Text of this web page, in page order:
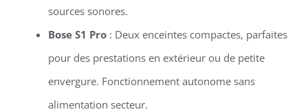
sources sonores.
Bose S1 Pro: Deux enceintes compactes, parfaites
pour des prestations en extérieur ou de petite
envergure. Fonctionnement autonome sans
alimentation secteur.